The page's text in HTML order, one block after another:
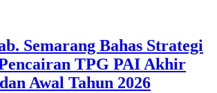
Semarang Bahas Strategi
TPG PAI Akhir
Awal Tahun 2026